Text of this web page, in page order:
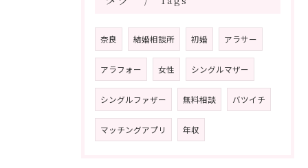
奈良 結婚相談所 初婚 アラサー
アラフォー 女性 シングルマザー
シングルファザー 無料相談 バツイチ
マッチングアプリ 年収